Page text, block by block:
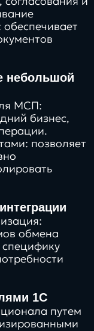
небольшой
МСП:
бизнес,
позволяет
обмена
1С
путем